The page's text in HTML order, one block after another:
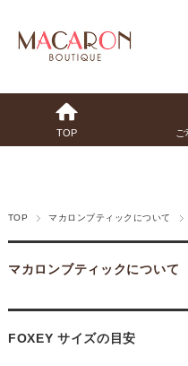
TOP
TOP マカロンブティックについて
マカロンブティックについて
FOXEY サイズの目安